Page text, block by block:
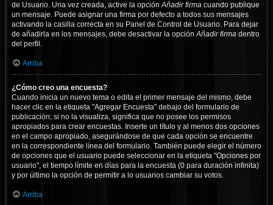
de Usuario. Una vez creada, active la opciónAñadir firma cuando publique
un mensaje. Puede asignar una firma por defecto a todos sus mensajes
activando la casilla correcta en su Panel de Control de Usuario. Para dejar
de añadirla en los mensajes, debe desactivar la opciónAñadir firma dentro
del perfil.
Arriba
¿Cómo creo una encuesta?
Cuando inicia un nuevo tema o edita el primer mensaje del mismo, debe
hacer clic en la etiqueta "Agregar Encuesta" debajo del formulario de
publicación; si no la visualiza, significa que no posee los permisos
apropiados para crear encuestas. Inserte un título y al menos dos opciones
en el campo apropiado, asegurándose de que cada opción se encuentre
en la correspondiente línea del formulario. También puede elegir el número
de opciones que el usuario puede seleccionar en la etiqueta "Opciones por
usuario", el tiempo límite en días para la encuesta (0 para duración infinita)
y por último la opción de permitir a lo usuarios cambiar su votos.
Arriba